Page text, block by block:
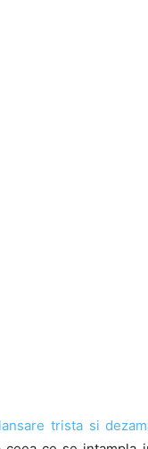
trista si